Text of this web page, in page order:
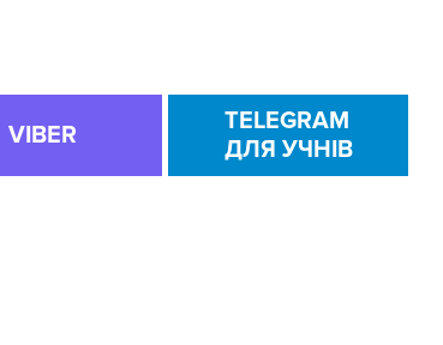
VIBER
TELEGRAM
ДЛЯ УЧНІВ